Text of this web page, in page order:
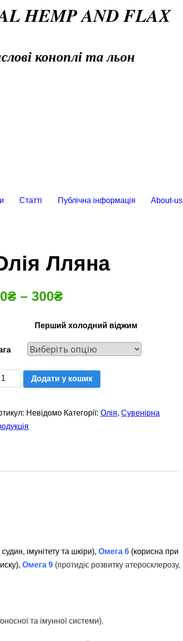
HEMP AND FLAX
коноплі та льон
Статті Публічна інформація About-us
Лляна
₴ –300₴
Перший холодний віджим
Додати у кошик
Невідомо Категорії:Олія,Сувенірна
імунітету та шкіри), Омега 6(корисна при
Омега 9 (протидіє розвитку атеросклерозу,
та імунної системи).